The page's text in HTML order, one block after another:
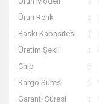
Ürün Renk
Baskı Kapasitesi
Üretim Şekli
Chip
Kargo Süresi
Garanti Süresi